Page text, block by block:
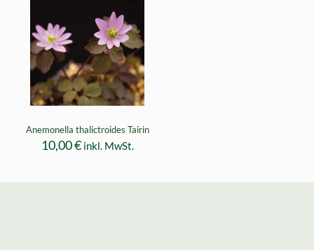
Anemonella thalictroides Tairin
10,00€ inkl. MwSt.